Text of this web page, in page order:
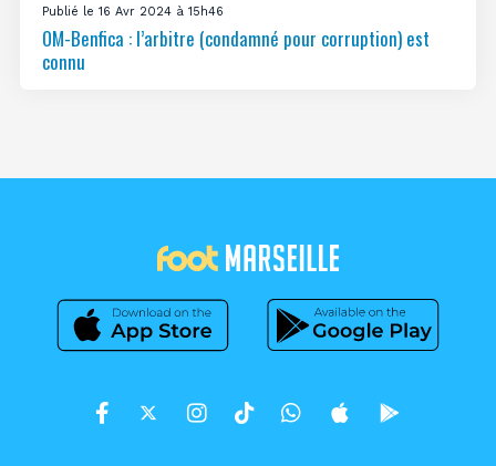
Publié le 16 Avr 2024 à 15h46
OM-Benfica : l’arbitre (condamné pour corruption) est
connu